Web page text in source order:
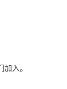
关重要。合作
入。